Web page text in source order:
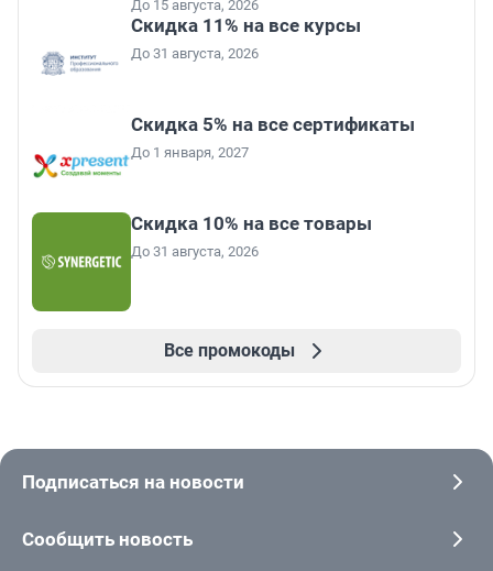
До 15 августа, 2026
Скидка 11% на все курсы
До 31 августа, 2026
Скидка 5% на все сертификаты
До 1 января, 2027
Скидка 10% на все товары
До 31 августа, 2026
Все промокоды
Подписаться на новости
Сообщить новость